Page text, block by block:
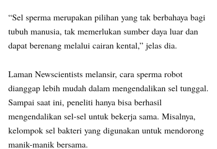
“Sel sperma merupakan pilihan yang tak berbahaya bagi
tubuh manusia, tak memerlukan sumber daya luar dan
dapat berenang melalui cairan kental,” jelas dia.
Laman Newscientists melansir, cara sperma robot
dianggap lebih mudah dalam mengendalikan sel tunggal.
Sampai saat ini, peneliti hanya bisa berhasil
mengendalikan sel-sel untuk bekerja sama. Misalnya,
kelompok sel bakteri yang digunakan untuk mendorong
manik-manik bersama.